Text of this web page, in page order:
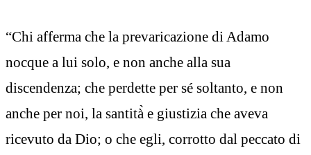
“Chi afferma che la prevaricazione di Adamo
nocque a lui solo, e non anche alla sua
discendenza; che perdette per sé soltanto, e non
anche per noi, la santità̀ e giustizia che aveva
ricevuto da Dio; o che egli, corrotto dal peccato di